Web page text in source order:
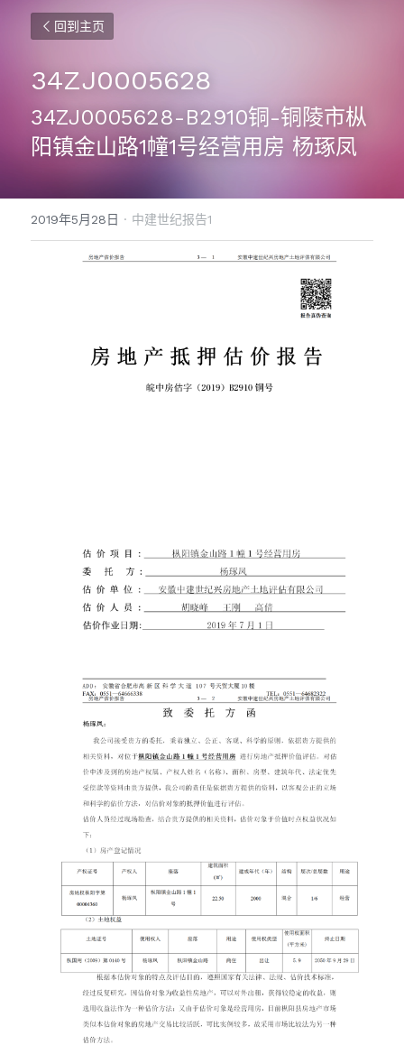
回到主页
34ZJ0005628
34ZJ0005628-B2910铜-铜陵市枞
阳镇金山路1幢1号经营用房 杨琢凤
2019年5月28日 · 中建世纪报告1